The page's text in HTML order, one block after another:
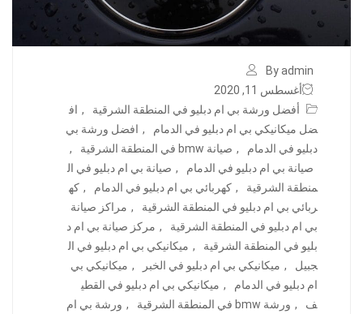
By admin
أغسطس 11, 2020
أفضل ورشة بي ام دبليو في المنطقة الشرقية
, اف
ضل ميكانيكي بي ام دبليو في الدمام
, افضل ورشة بي
دبليو في الدمام
, صيانة bmw في المنطقة الشرقية
,
صيانة بي ام دبليو في الدمام
, صيانة بي ام دبليو في ال
منطقة الشرقية
, كهربائي بي ام دبليو في الدمام , كه
ربائي بي ام دبليو في المنطقة الشرقية
, مراكز صيانة
بي ام دبليو في المنطقة الشرقية
, مركز صيانة بي ام د
بليو في المنطقة الشرقية
, ميكانيكي بي ام دبليو في ال
جبيل
, ميكانيكي بي ام دبليو في الخبر , ميكانيكي بي
ام دبليو في الدمام
, ميكانيكي بي ام دبليو في القطي
ف
, ورشة bmw في المنطقة الشرقية , ورشة بي ام